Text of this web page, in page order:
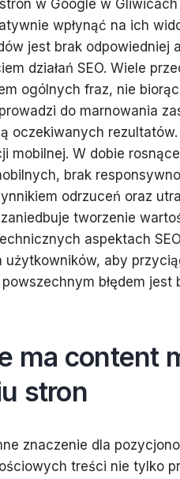
w Google w Gliwicach
wpłynąć na ich
jest brak odpowiedniej
działań SEO. Wiele
ogólnych fraz, nie
do marnowania
oczekiwanych
mobilnej. W dobie
brak
odrzuceń oraz
tworzenie
aspektach
aby
błędem
ma content
stron
znaczenie dla
treści nie tylko